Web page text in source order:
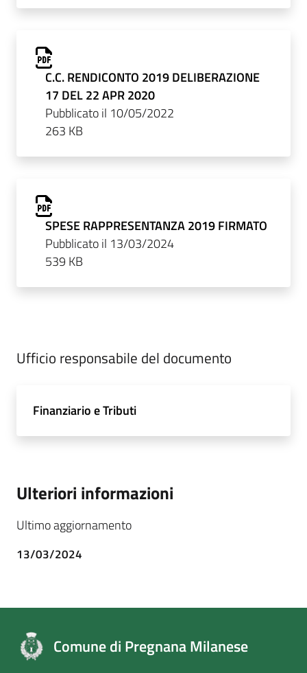
C.C. RENDICONTO 2019 DELIBERAZIONE
17 DEL 22 APR 2020
Pubblicato il 10/05/2022
263 KB
SPESE RAPPRESENTANZA 2019 FIRMATO
Pubblicato il 13/03/2024
539 KB
Ufficio responsabile del documento
Finanziario e Tributi
Ulteriori informazioni
Ultimo aggiornamento
13/03/2024
Comune di Pregnana Milanese